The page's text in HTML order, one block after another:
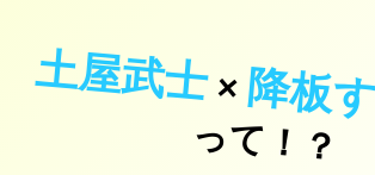
土屋武士×降板
っ
？